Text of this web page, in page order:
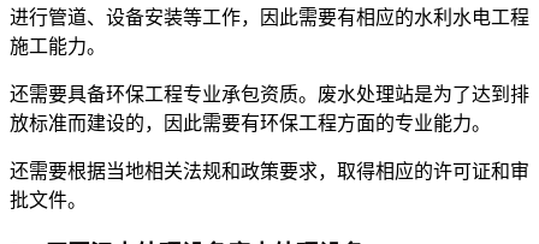
进行管道、设备安装等工作，因此需要有相应的水利水电工程
施工能力。
还需要具备环保工程专业承包资质。废水处理站是为了达到排
放标准而建设的，因此需要有环保工程方面的专业能力。
还需要根据当地相关法规和政策要求，取得相应的许可证和审
批文件。